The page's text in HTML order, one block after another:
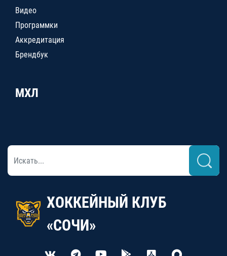
Видео
Программки
Аккредитация
Брендбук
МХЛ
ХОККЕЙНЫЙ КЛУБ
«СОЧИ»